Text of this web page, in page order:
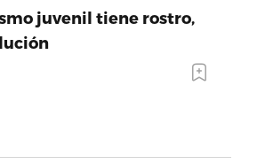
juvenil tiene rostro,